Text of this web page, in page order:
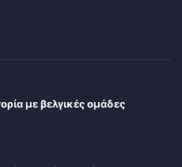
με βελγικές ομάδες